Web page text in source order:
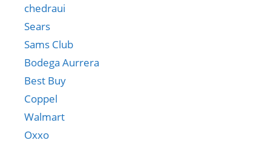
chedraui
Sears
Sams Club
Bodega Aurrera
Best Buy
Coppel
Walmart
Oxxo